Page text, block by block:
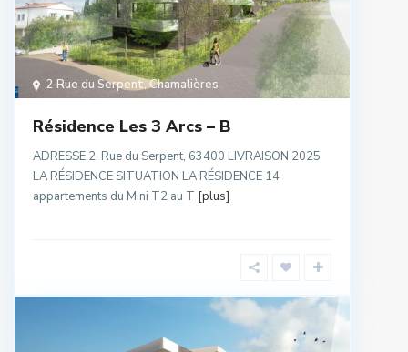
2 Rue du Serpent,Chamalières
Résidence Les 3 Arcs – B
ADRESSE 2, Rue du Serpent, 63400 LIVRAISON 2025
LA RÉSIDENCE SITUATION LA RÉSIDENCE 14
appartements du Mini T2 au T [plus]